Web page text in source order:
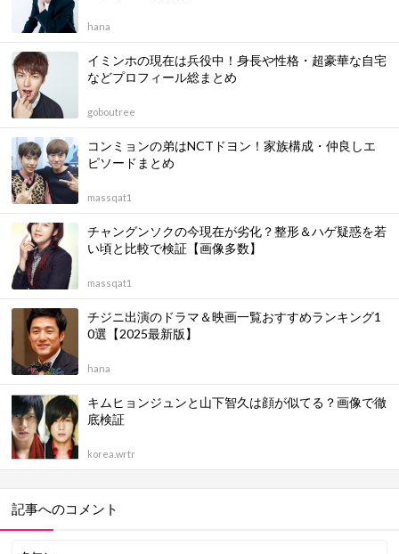
hana
イミンホの現在は兵役中！身長や性格・超豪華な自宅
などプロフィール総まとめ
goboutree
コンミョンの弟はNCTドヨン！家族構成・仲良しエ
ピソードまとめ
massqat1
チャングンソクの今現在が劣化？整形＆ハゲ疑惑を若
い頃と比較で検証【画像多数】
massqat1
チジニ出演のドラマ＆映画一覧おすすめランキング1
0選【2025最新版】
hana
キムヒョンジュンと山下智久は顔が似てる？画像で徹
底検証
korea.wrtr
記事へのコメント